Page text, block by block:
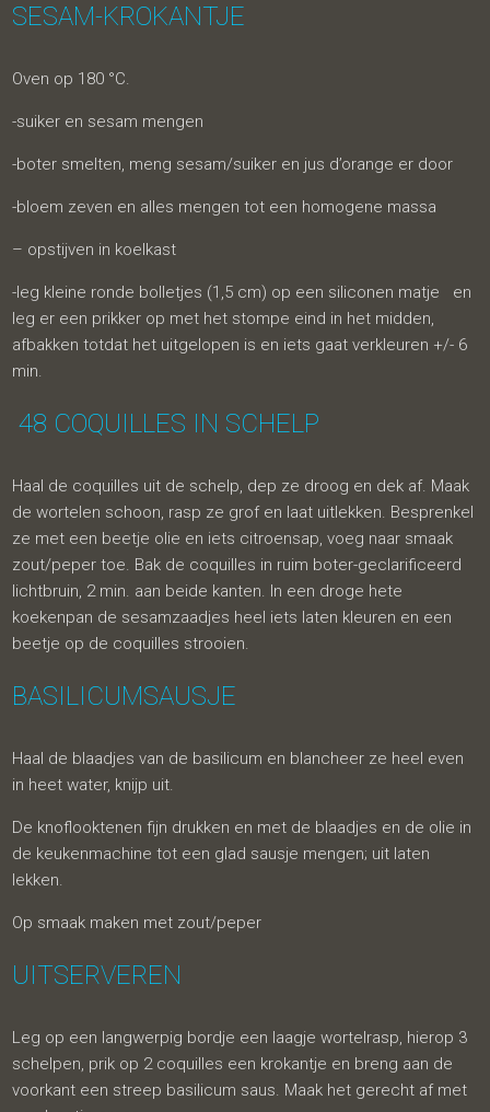
SESAM-KROKANTJE
Oven op 180 °C.
-suiker en sesam mengen
-boter smelten, meng sesam/suiker en jus d’orange er door
-bloem zeven en alles mengen tot een homogene massa
– opstijven in koelkast
-leg kleine ronde bolletjes (1,5 cm) op een siliconen matje en
leg er een prikker op met het stompe eind in het midden,
afbakken totdat het uitgelopen is en iets gaat verkleuren +/- 6
min.
48 COQUILLES IN SCHELP
Haal de coquilles uit de schelp, dep ze droog en dek af. Maak
de wortelen schoon, rasp ze grof en laat uitlekken. Besprenkel
ze met een beetje olie en iets citroensap, voeg naar smaak
zout/peper toe. Bak de coquilles in ruim boter-geclarificeerd
lichtbruin, 2 min. aan beide kanten. In een droge hete
koekenpan de sesamzaadjes heel iets laten kleuren en een
beetje op de coquilles strooien.
BASILICUMSAUSJE
Haal de blaadjes van de basilicum en blancheer ze heel even
in heet water, knijp uit.
De knoflooktenen fijn drukken en met de blaadjes en de olie in
de keukenmachine tot een glad sausje mengen; uit laten
lekken.
Op smaak maken met zout/peper
UITSERVEREN
Leg op een langwerpig bordje een laagje wortelrasp, hierop 3
schelpen, prik op 2 coquilles een krokantje en breng aan de
voorkant een streep basilicum saus. Maak het gerecht af met